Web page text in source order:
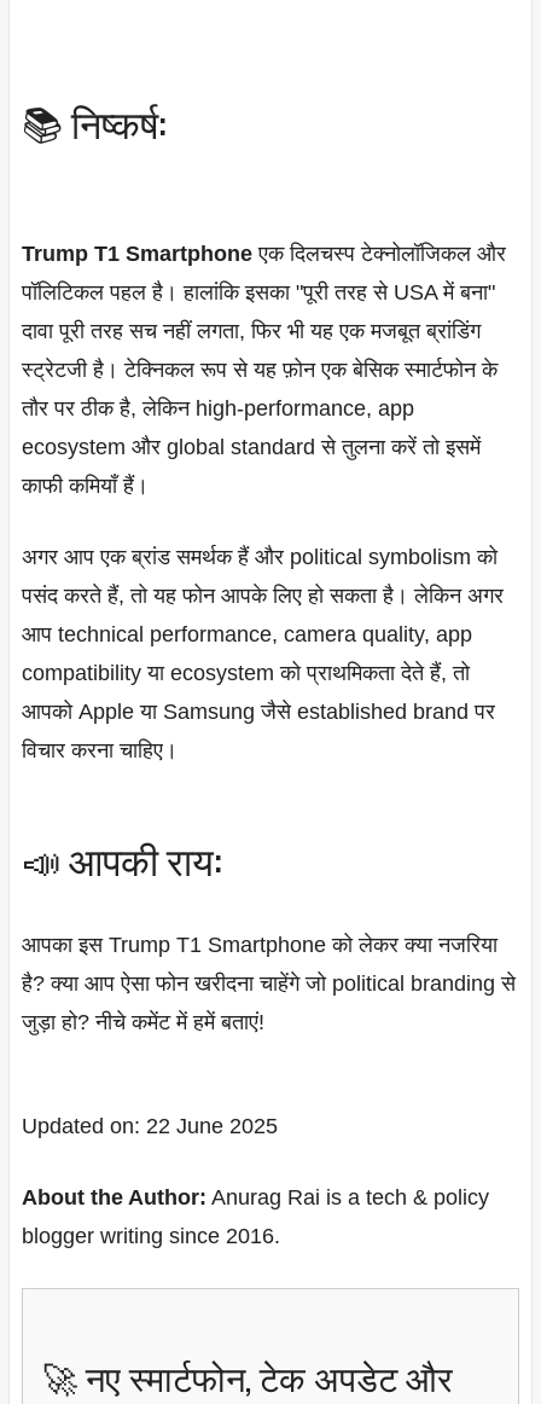
📚 निष्कर्ष:
Trump T1 Smartphoneएक दिलचस्प टेक्नोलॉजिकल और
पॉलिटिकल पहल है। हालांकि इसका "पूरी तरह से USA में बना"
दावा पूरी तरह सच नहीं लगता, फिर भी यह एक मजबूत ब्रांडिंग
स्ट्रेटजी है। टेक्निकल रूप से यह फ़ोन एक बेसिक स्मार्टफोन के
तौर पर ठीक है, लेकिन high-performance, app
ecosystem और global standard से तुलना करें तो इसमें
काफी कमियाँ हैं।
अगर आप एक ब्रांड समर्थक हैं और political symbolism को
पसंद करते हैं, तो यह फोन आपके लिए हो सकता है। लेकिन अगर
आप technical performance, camera quality, app
compatibility या ecosystem को प्राथमिकता देते हैं, तो
आपको Apple या Samsung जैसे established brand पर
विचार करना चाहिए।
📣 आपकी राय:
आपका इस Trump T1 Smartphone को लेकर क्या नजरिया
है? क्या आप ऐसा फोन खरीदना चाहेंगे जो political branding से
जुड़ा हो? नीचे कमेंट में हमें बताएं!
Updated on: 22 June 2025
About the Author: Anurag Rai is a tech & policy
blogger writing since 2016.
🚀 नए स्मार्टफोन, टेक अपडेट और